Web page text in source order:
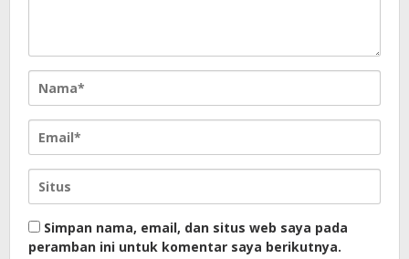
Simpan nama, email, dan situs web saya pada
peramban ini untuk komentar saya berikutnya.